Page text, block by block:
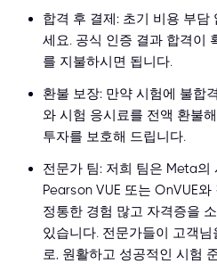
합격 후 결제: 초기 비용 부
세요. 공식 인증 결과 합격이
를 지불하시면 됩니다.
환불 보장: 만약 시험에 불합
와 시험 응시료를 전액 환불
투자를 보호해 드립니다.
전문가 팀: 저희 팀은 Meta의
Pearson VUE 또는 OnVUE
정통한 경험 많고 자격증을
있습니다. 전문가들이 고객
로, 원활하고 성공적인 시험